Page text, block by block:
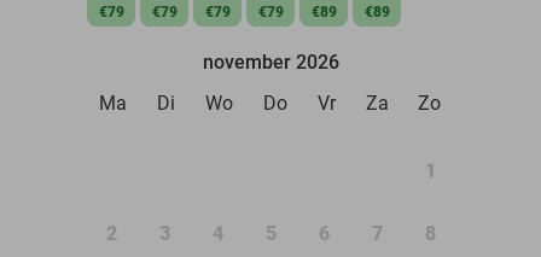
€79 €79 €79 €79 €89 €89
november 2026
Ma
Di Wo Do Vr Za Zo
1
2 3 4 5 6 7 8